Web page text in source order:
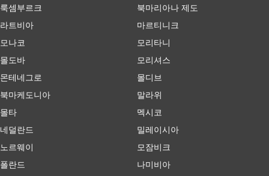
룩셈부르크
라트비아
모나코
몰도바
몬테네그로
북마케도니아
몰타
네덜란드
노르웨이
폴란드
북마리아나 제도
마르티니크
모리타니
모리셔스
몰디브
말라위
멕시코
밀레이시아
모잠비크
나미비아